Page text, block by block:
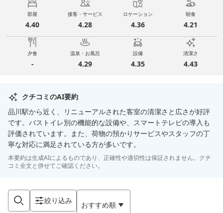
部屋
4.40
接客・サービス
4.28
ロケーション
4.36
朝食
4.21
夕食
-
温泉・お風呂
4.29
設備
4.35
清潔さ
4.43
クチコミのAI要約
品川駅から近く、リニューアルされた客室の清潔さと広さが好評
です。バストイレ別の機能的な設備や、スマートテレビの導入も
評価されています。また、荷物の預かりサービスやスタッフの丁
寧な対応に満足されている方が多いです。
本要約は生成AIによるものであり、正確性や適切性は保証されません。クチ
コミ全文と併せてご確認ください。
絞り込み おすすめ順